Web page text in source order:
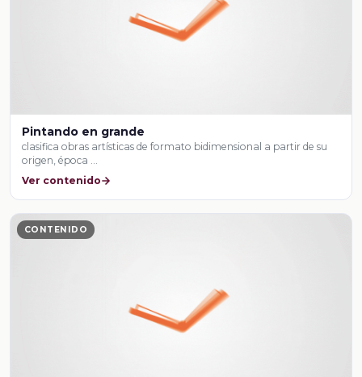
Pintando en grande
clasifica obras artísticas de formato bidimensional a partir de su
origen, época …
Ver contenido
CONTENIDO